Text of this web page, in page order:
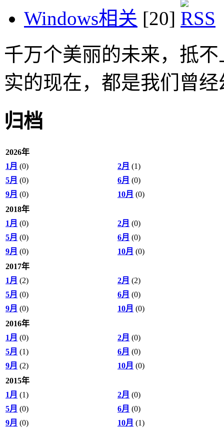
Windows相关 [20]
千万个美丽的未来，抵
实的现在，都是我们曾
归档
2026年
1月 (0) 2月 (1)
5月 (0) 6月 (0)
9月 (0) 10月 (0)
2018年
1月 (0) 2月 (0)
5月 (0) 6月 (0)
9月 (0) 10月 (0)
2017年
1月 (2) 2月 (2)
5月 (0) 6月 (0)
9月 (0) 10月 (0)
2016年
1月 (0) 2月 (0)
5月 (1) 6月 (0)
9月 (2) 10月 (0)
2015年
1月 (1) 2月 (0)
5月 (0) 6月 (0)
9月 (0) 10月 (1)